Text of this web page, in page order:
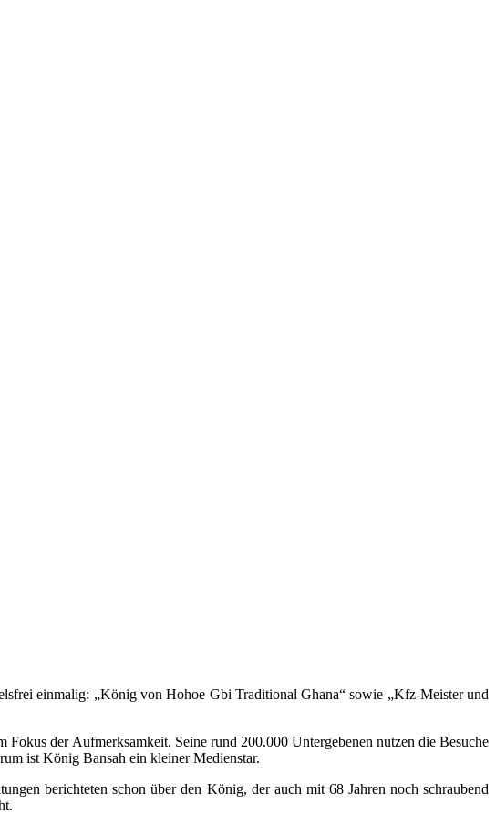
einmalig: „König von Hohoe Gbi Traditional Ghana“ sowie „Kfz-Meister und
der Aufmerksamkeit. Seine rund 200.000 Untergebenen nutzen die Besuche
ist König Bansah ein kleiner Medienstar.
berichteten schon über den König, der auch mit 68 Jahren noch schraubend